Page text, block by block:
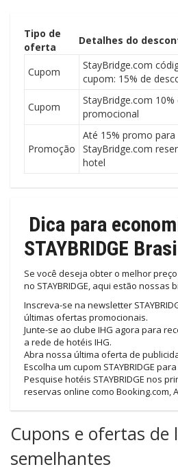
Tipo de
oferta
Detalhes do
Cupom
StayBridge.com
cupom: 15% de
Cupom
StayBridge.com 10%
promocional
Promoção
Até 15% promo para
StayBridge.com
hotel
Dica para
STAYBRIDGE
Se você deseja obter o melhor
no STAYBRIDGE, aqui estão nossas
Inscreva-se na newsletter
últimas ofertas promocionais.
Junte-se ao clube IHG agora para
a rede de hotéis IHG.
Abra nossa última oferta de
Escolha um cupom STAYBRIDGE
Pesquise hotéis STAYBRIDGE nos
reservas online como Booking.com,
Cupons e ofertas de
semelhantes